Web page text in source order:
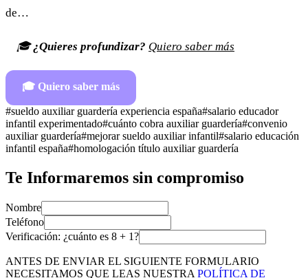
de…
🎓¿Quieres profundizar? Quiero saber más
🎓 Quiero saber más
#sueldo auxiliar guardería experiencia españa#salario educador
infantil experimentado#cuánto cobra auxiliar guardería#convenio
auxiliar guardería#mejorar sueldo auxiliar infantil#salario educación
infantil españa#homologación título auxiliar guardería
Te Informaremos sin compromiso
Nombre
Teléfono
Verificación: ¿cuánto es 8 + 1?
ANTES DE ENVIAR EL SIGUIENTE FORMULARIO
NECESITAMOS QUE LEAS NUESTRA POLÍTICA DE